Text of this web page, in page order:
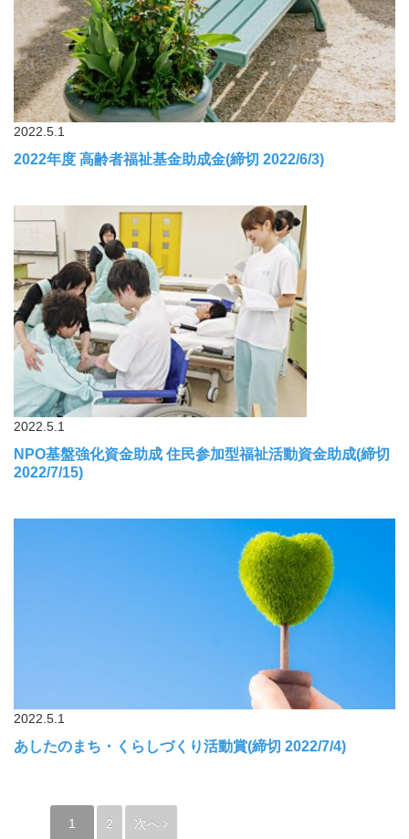
2022.5.1
2022年度 高齢者福祉基金助成金(締切 2022/6/3)
2022.5.1
NPO基盤強化資金助成 住民参加型福祉活動資金助成(締切
2022/7/15)
2022.5.1
あしたのまち・くらしづくり活動賞(締切 2022/7/4)
1 2 次へ